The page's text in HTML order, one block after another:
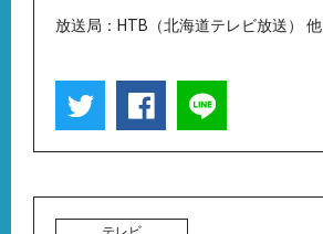
放送局：HTB（北海道テレビ放送） 他